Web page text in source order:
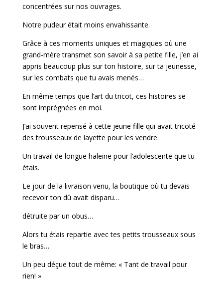
concentrées sur nos ouvrages.
Notre pudeur était moins envahissante.
Grâce à ces moments uniques et magiques où une
grand-mère transmet son savoir à sa petite fille, j’en ai
appris beaucoup plus sur ton histoire, sur ta jeunesse,
sur les combats que tu avais menés…
En même temps que l’art du tricot, ces histoires se
sont imprégnées en moi.
J’ai souvent repensé à cette jeune fille qui avait tricoté
des trousseaux de layette pour les vendre.
Un travail de longue haleine pour l’adolescente que tu
étais.
Le jour de la livraison venu, la boutique où tu devais
recevoir ton dû avait disparu…
détruite par un obus…
Alors tu étais repartie avec tes petits trousseaux sous
le bras…
Un peu déçue tout de même: « Tant de travail pour
rien! »